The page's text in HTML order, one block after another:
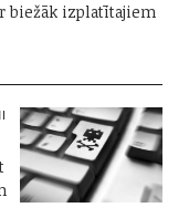
biežāk izplatītajiem